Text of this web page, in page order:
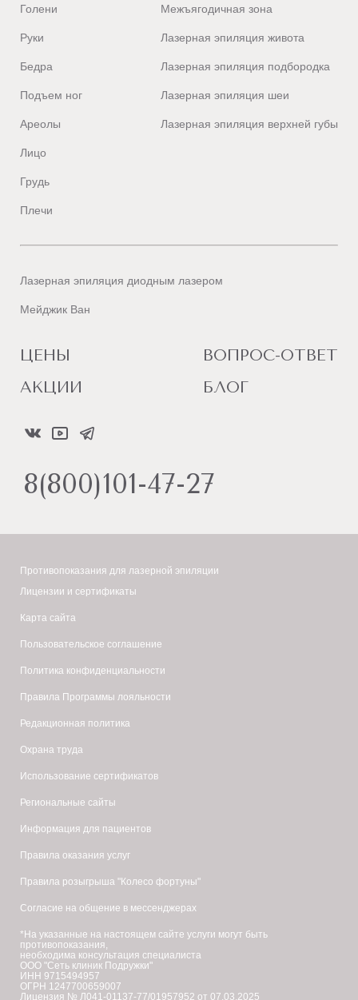
Голени
Руки
Бедра
Подъем ног
Ареолы
Лицо
Грудь
Плечи
Межъягодичная зона
Лазерная эпиляция живота
Лазерная эпиляция подбородка
Лазерная эпиляция шеи
Лазерная эпиляция верхней губы
Лазерная эпиляция диодным лазером
Мейджик Ван
ЦЕНЫ
АКЦИИ
ВОПРОС-ОТВЕТ
БЛОГ
8(800)101-47-27
Противопоказания для лазерной эпиляции
Лицензии и сертификаты
Карта сайта
Пользовательское соглашение
Политика конфиденциальности
Правила Программы лояльности
Редакционная политика
Охрана труда
Использование сертификатов
Региональные сайты
Информация для пациентов
Правила оказания услуг
Правила розыгрыша "Колесо фортуны"
Согласие на общение в мессенджерах
*На указанные на настоящем сайте услуги могут быть
противопоказания,
необходима консультация специалиста
ООО "Сеть клиник Подружки"
ИНН 9715494957
ОГРН 1247700659007
Лицензия № Л041-01137-77/01957952 от 07.03.2025